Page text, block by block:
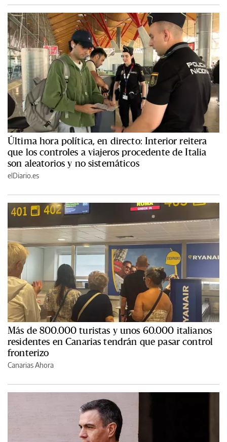
Última hora política, en directo: Interior reitera
que los controles a viajeros procedente de Italia
son aleatorios y no sistemáticos
elDiario.es
Más de 800.000 turistas y unos 60.000 italianos
residentes en Canarias tendrán que pasar control
fronterizo
Canarias Ahora